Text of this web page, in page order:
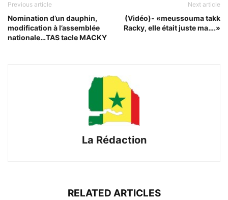
Previous article
Nomination d’un dauphin,
modification à l’assemblée
nationale…TAS tacle MACKY
Next article
(Vidéo)- «meussouma takk
Racky, elle était juste ma….»
La Rédaction
RELATED ARTICLES